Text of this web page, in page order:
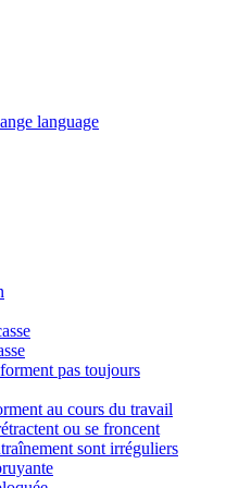
language
pas toujours
au cours du travail
ou se froncent
sont irréguliers